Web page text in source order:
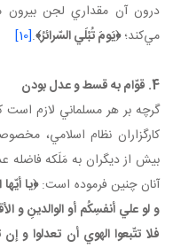
درون آن مقداري لجن بيرون
مي‌كند؛﴿يَومَ تُبْلَي السّرائرُ﴾.
[10]
4. قوّام به قسط و عدل بودن
گرچه بر هر مسلماني لازم
كارگزاران نظام اسلامي،
بيش از ديگران به مَلَكه فاضله
آنان چنين فرموده است:﴿يا
و لو علي أنفسِكُم أو الوالدينِ و
فلا تتّبعوا الهوي أن تعدلوا و